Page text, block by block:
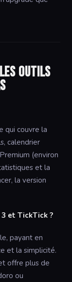
outils
qui couvre la
calendrier
(environ
et la
la version
et TickTick ?
payant en
et la simplicité.
offre plus de
ou